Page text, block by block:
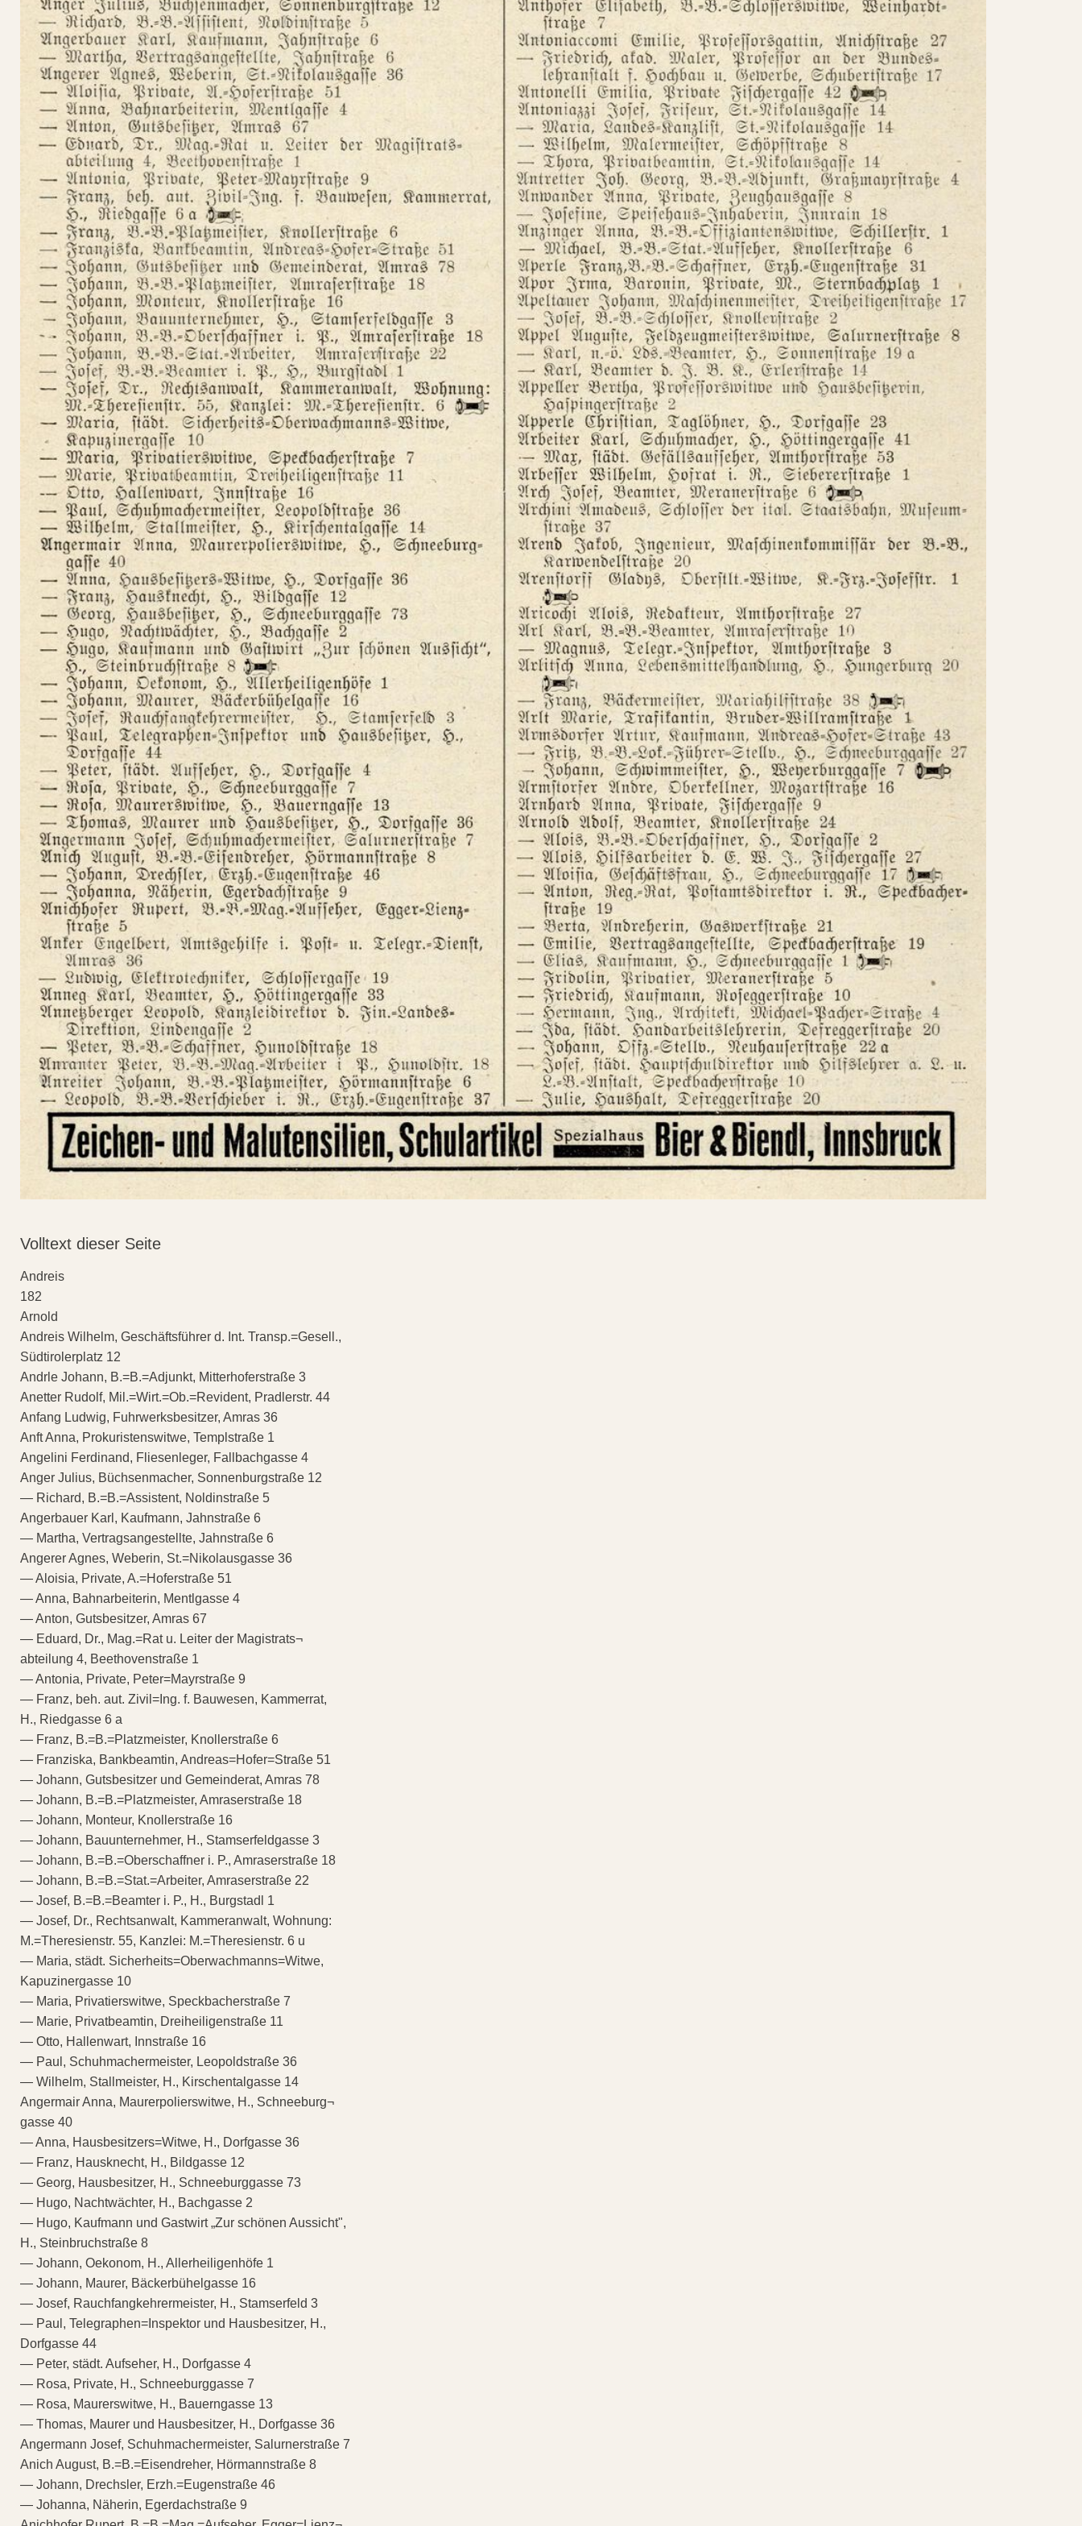
Volltext dieser Seite
Andreis
182
Arnold
Andreis Wilhelm, Geschäftsführer d. Int. Transp.=Gesell.,
Südtirolerplatz 12
Andrle Johann, B.=B.=Adjunkt, Mitterhoferstraße 3
Anetter Rudolf, Mil.=Wirt.=Ob.=Revident, Pradlerstr. 44
Anfang Ludwig, Fuhrwerksbesitzer, Amras 36
Anft Anna, Prokuristenswitwe, Templstraße 1
Angelini Ferdinand, Fliesenleger, Fallbachgasse 4
Anger Julius, Büchsenmacher, Sonnenburgstraße 12
— Richard, B.=B.=Assistent, Noldinstraße 5
Angerbauer Karl, Kaufmann, Jahnstraße 6
— Martha, Vertragsangestellte, Jahnstraße 6
Angerer Agnes, Weberin, St.=Nikolausgasse 36
— Aloisia, Private, A.=Hoferstraße 51
— Anna, Bahnarbeiterin, Mentlgasse 4
— Anton, Gutsbesitzer, Amras 67
— Eduard, Dr., Mag.=Rat u. Leiter der Magistrats¬
abteilung 4, Beethovenstraße 1
— Antonia, Private, Peter=Mayrstraße 9
— Franz, beh. aut. Zivil=Ing. f. Bauwesen, Kammerrat,
H., Riedgasse 6 a
— Franz, B.=B.=Platzmeister, Knollerstraße 6
— Franziska, Bankbeamtin, Andreas=Hofer=Straße 51
— Johann, Gutsbesitzer und Gemeinderat, Amras 78
— Johann, B.=B.=Platzmeister, Amraserstraße 18
— Johann, Monteur, Knollerstraße 16
— Johann, Bauunternehmer, H., Stamserfeldgasse 3
— Johann, B.=B.=Oberschaffner i. P., Amraserstraße 18
— Johann, B.=B.=Stat.=Arbeiter, Amraserstraße 22
— Josef, B.=B.=Beamter i. P., H., Burgstadl 1
— Josef, Dr., Rechtsanwalt, Kammeranwalt, Wohnung:
M.=Theresienstr. 55, Kanzlei: M.=Theresienstr. 6 u
— Maria, städt. Sicherheits=Oberwachmanns=Witwe,
Kapuzinergasse 10
— Maria, Privatierswitwe, Speckbacherstraße 7
— Marie, Privatbeamtin, Dreiheiligenstraße 11
— Otto, Hallenwart, Innstraße 16
— Paul, Schuhmachermeister, Leopoldstraße 36
— Wilhelm, Stallmeister, H., Kirschentalgasse 14
Angermair Anna, Maurerpolierswitwe, H., Schneeburg¬
gasse 40
— Anna, Hausbesitzers=Witwe, H., Dorfgasse 36
— Franz, Hausknecht, H., Bildgasse 12
— Georg, Hausbesitzer, H., Schneeburggasse 73
— Hugo, Nachtwächter, H., Bachgasse 2
— Hugo, Kaufmann und Gastwirt „Zur schönen Aussicht",
H., Steinbruchstraße 8
— Johann, Oekonom, H., Allerheiligenhöfe 1
— Johann, Maurer, Bäckerbühelgasse 16
— Josef, Rauchfangkehrermeister, H., Stamserfeld 3
— Paul, Telegraphen=Inspektor und Hausbesitzer, H.,
Dorfgasse 44
— Peter, städt. Aufseher, H., Dorfgasse 4
— Rosa, Private, H., Schneeburggasse 7
— Rosa, Maurerswitwe, H., Bauerngasse 13
— Thomas, Maurer und Hausbesitzer, H., Dorfgasse 36
Angermann Josef, Schuhmachermeister, Salurnerstraße 7
Anich August, B.=B.=Eisendreher, Hörmannstraße 8
— Johann, Drechsler, Erzh.=Eugenstraße 46
— Johanna, Näherin, Egerdachstraße 9